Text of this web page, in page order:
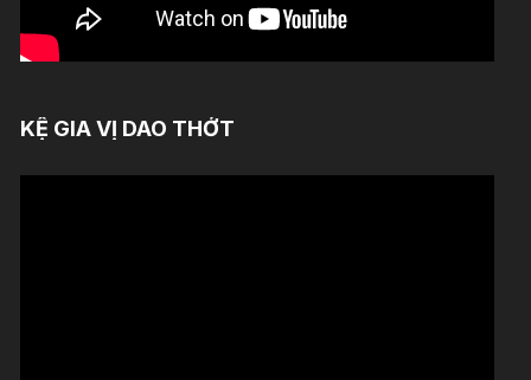
KỆ GIA VỊ DAO THỚT